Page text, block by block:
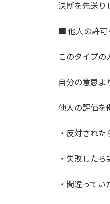
決断を先送り
■ 他人の許可
このタイプの
自分の意思よ
他人の評価を
・反対された
・失敗した
・間違ってい